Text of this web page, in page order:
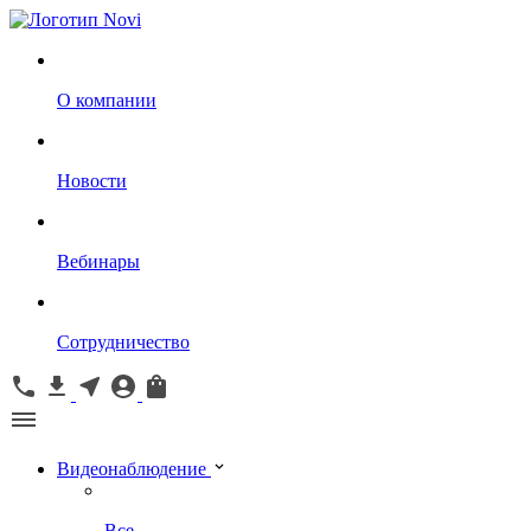
О компании
Новости
Вебинары
Сотрудничество
Видеонаблюдение